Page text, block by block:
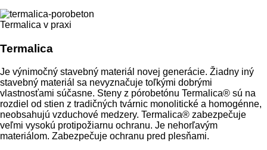
Termalica v praxi
Termalica
Je výnimočný stavebný materiál novej generácie. Žiadny iný
stavebný materiál sa nevyznačuje toľkými dobrými
vlastnosťami súčasne. Steny z pórobetónu Termalica® sú na
rozdiel od stien z tradičných tvárnic monolitické a homogénne,
neobsahujú vzduchové medzery. Termalica® zabezpečuje
veľmi vysokú protipožiarnu ochranu. Je nehorľavým
materiálom. Zabezpečuje ochranu pred plesňami.